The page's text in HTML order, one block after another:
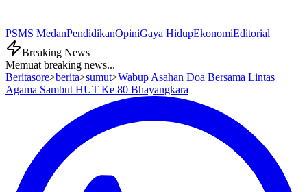
PSMS MedanPendidikanOpiniGaya HidupEkonomiEditorial
Breaking News
Memuat breaking news...
Beritasore>berita>sumut>Wabup Asahan Doa Bersama Lintas
Agama Sambut HUT Ke 80 Bhayangkara